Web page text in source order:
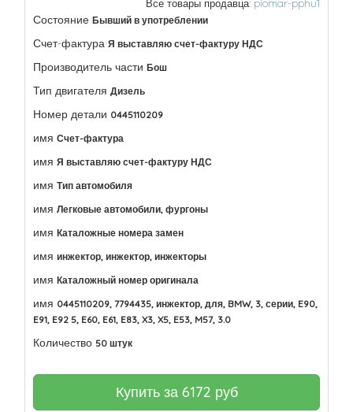
Все товары продавца: piomar-pphu1
Состояние Бывший в употреблении
Счет-фактура Я выставляю счет-фактуру НДС
Производитель части Бош
Тип двигателя Дизель
Номер детали 0445110209
имя Счет-фактура
имя Я выставляю счет-фактуру НДС
имя Тип автомобиля
имя Легковые автомобили, фургоны
имя Каталожные номера замен
имя инжектор, инжектор, инжекторы
имя Каталожный номер оригинала
имя 0445110209, 7794435, инжектор, для, BMW, 3, серии, E90,
E91, E92 5, E60, E61, E83, X3, X5, E53, M57, 3.0
Количество 50 штук
Купить за 6172 руб